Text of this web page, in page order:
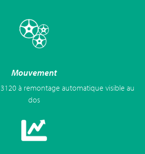
Mouvement
à remontage automatique visible au
dos